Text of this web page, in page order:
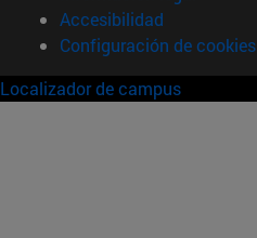
Accesibilidad
Configuración de cookies
Localizador de campus